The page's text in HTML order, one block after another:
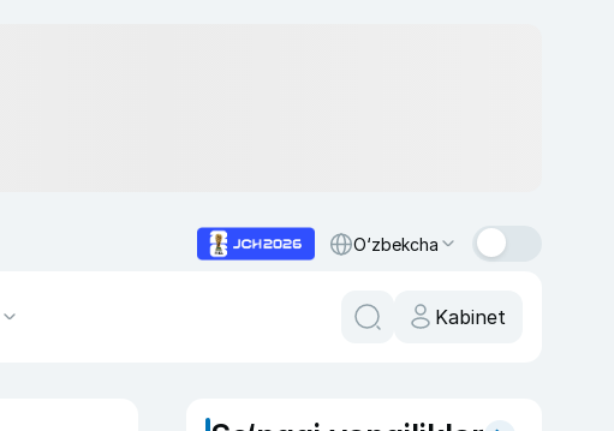
O‘zbekcha
Kabinet